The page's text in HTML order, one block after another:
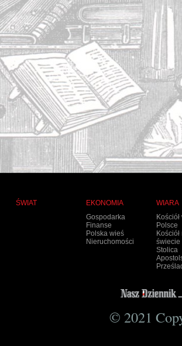
ŚWIAT
EKONOMIA
Gospodarka
Finanse
Polska wieś
Nieruchomości
WIARA
Kościół
Polsce
Kościół
świecie
Stolica
© 2021